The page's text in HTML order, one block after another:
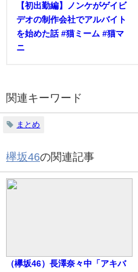
【初出勤編】ノンケがゲイビ
デオの制作会社でアルバイト
を始めた話 #猫ミーム #猫マ
ニ
関連キーワード
まとめ
欅坂46の関連記事
（欅坂46）長澤奈々中「アキバ